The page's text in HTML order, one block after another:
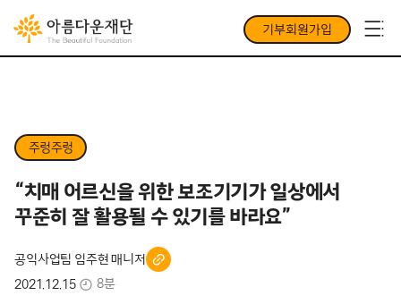
기부회원가입
주렁주렁
“치매 어르신을 위한 보조기기가 일상에서
꾸준히 잘 활용될 수 있기를 바라요”
공익사업팀 임주현 매니저
2021.12.15
8분